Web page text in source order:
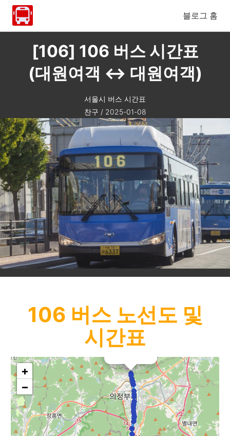
블로그 홈
[106] 106 버스 시간표
(대원여객 ↔ 대원여객)
서울시 버스 시간표
찬구 / 2025-01-08
106 버스 노선도 및
시간표
+
−